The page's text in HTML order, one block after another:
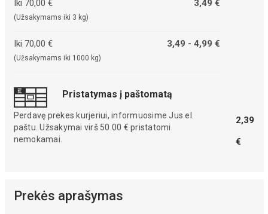
Iki 70,00 €
(Užsakymams iki 3 kg)
3,49 €
Iki 70,00 €
(Užsakymams iki 1000 kg)
3,49 - 4,99 €
Pristatymas į paštomatą
Perdavę prekes kurjeriui, informuosime Jus el.
paštu. Užsakymai virš 50.00 € pristatomi
nemokamai.
2,39
€
Prekės aprašymas